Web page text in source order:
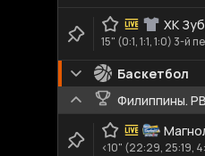
ХК
15" (0:1, 1:1, 1:0) 3-й
Баскетбол
Филиппины.
<10" (22:29, 25:19,